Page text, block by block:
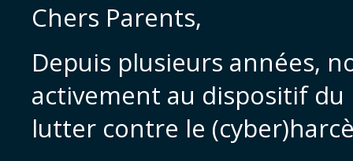
Chers Parents,
Depuis plusieurs années,
activement au dispositif
lutter contre le